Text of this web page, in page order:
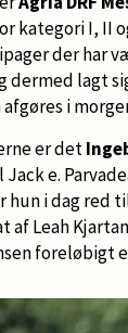
kategori I, II
der har
dermed lagt
i
er det
e.
hun i dag red
af Leah
foreløbigt